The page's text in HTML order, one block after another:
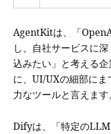
AgentKitは、「
し、自社サービスに
込みたい」と考える
に、UI/UXの細部にま
力なツールと言えます
Difyは、「特定の